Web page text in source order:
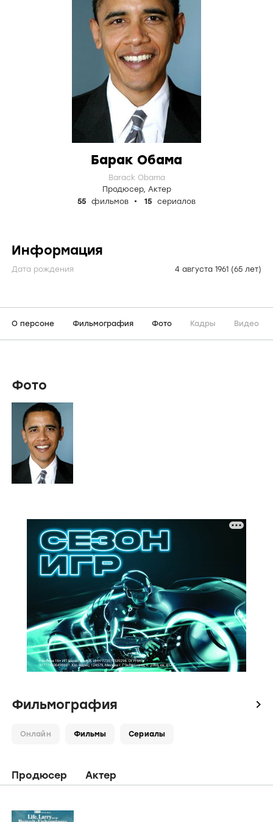
Барак Обама
Barack Obama
Продюсер, Актер
55
фильмов 15 сериалов
Информация
Дата рождения 4 августа 1961 (65 лет)
О персоне Фильмография Фото Кадры Видео
Фото
Фильмография icon
Онлайн Фильмы Сериалы
Продюсер Актер